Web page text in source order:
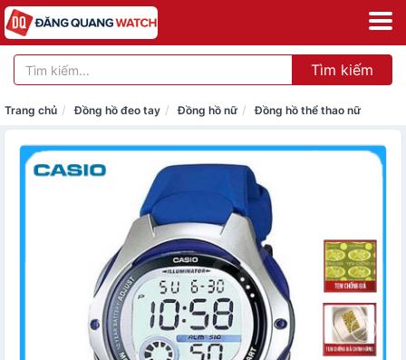
Tìm kiếm
Trang chủ Đồng hồ đeo tay Đồng hồ nữ Đồng hồ thể thao nữ